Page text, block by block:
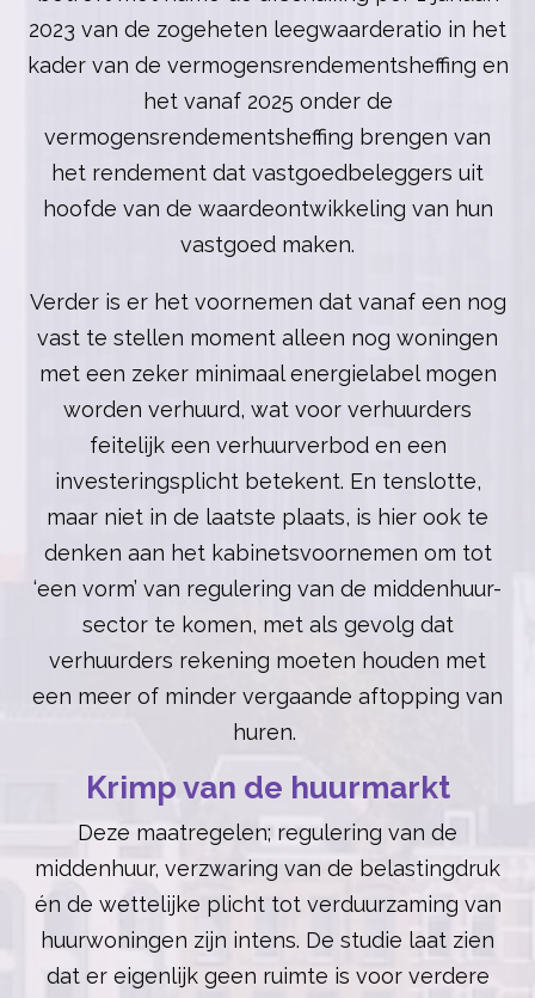
2023 van de zogeheten leegwaarderatio in het
kader van de vermogensrendementsheffing en
het vanaf 2025 onder de
vermogensrendementsheffing brengen van
het rendement dat vastgoedbeleggers uit
hoofde van de waardeontwikkeling van hun
vastgoed maken.
Verder is er het voornemen dat vanaf een nog
vast te stellen moment alleen nog woningen
met een zeker minimaal energielabel mogen
worden verhuurd, wat voor verhuurders
feitelijk een verhuurverbod en een
investeringsplicht betekent. En tenslotte,
maar niet in de laatste plaats, is hier ook te
denken aan het kabinetsvoornemen om tot
‘een vorm’ van regulering van de middenhuur-
sector te komen, met als gevolg dat
verhuurders rekening moeten houden met
een meer of minder vergaande aftopping van
huren.
Krimp van de huurmarkt
Deze maatregelen; regulering van de
middenhuur, verzwaring van de belastingdruk
én de wettelijke plicht tot verduurzaming van
huurwoningen zijn intens. De studie laat zien
dat er eigenlijk geen ruimte is voor verdere